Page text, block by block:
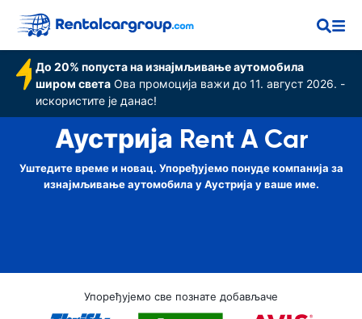
До 20% попуста на изнајмљивање аутомобила
широм света Ова промоција важи до 11. август 2026. -
искористите је данас!
Аустрија Rent A Car
Уштедите време и новац. Упоређујемо понуде компанија за
изнајмљивање аутомобила у Аустрија у ваше име.
Упоређујемо све познате добављаче